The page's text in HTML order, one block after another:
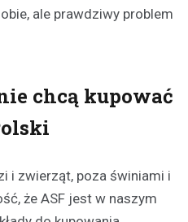
ale prawdziwy problem
chcą kupować
i zwierząt, poza świniami i
że ASF jest w naszym